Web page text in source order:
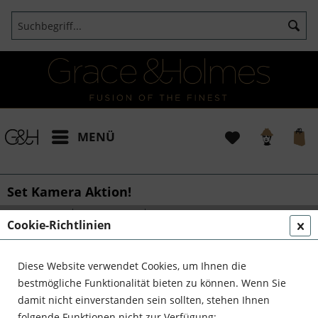
MENÜ
Set Kamera Aktion!
Entdecken Sie die Kunst der
Stilverschmelzung, bei der jeder Raum zu
einem Meisterwerk der Inneneinrichtung wird
Cookie-Richtlinien
Diese Website verwendet Cookies, um Ihnen die
bestmögliche Funktionalität bieten zu können. Wenn Sie
damit nicht einverstanden sein sollten, stehen Ihnen